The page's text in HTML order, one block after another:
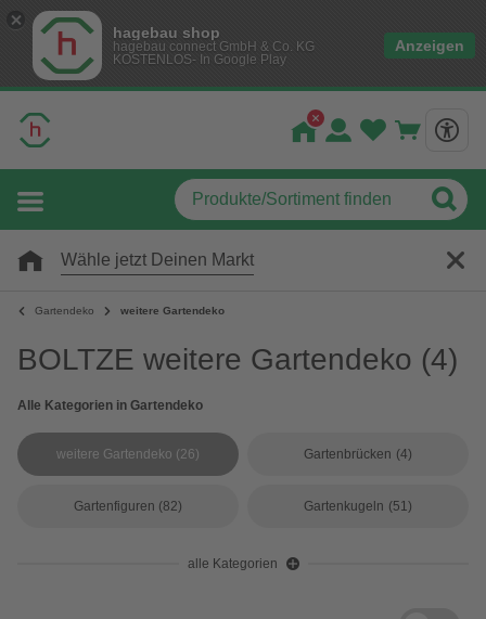
hagebau shop
hagebau connect GmbH & Co. KG
KOSTENLOS- In Google Play
Anzeigen
Wähle jetzt Deinen Markt
Gartendeko weitere Gartendeko
BOLTZE weitere Gartendeko (4)
Alle Kategorien in Gartendeko
weitere Gartendeko (26) Gartenbrücken (4)
Gartenfiguren (82) Gartenkugeln (51)
alle Kategorien